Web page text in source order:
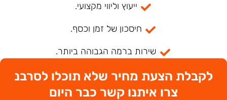
ייעוץ וליווי מקצועי.
חיסכון של זמן וכסף.
שירות ברמה הגבוהה ביותר.
לקבלת הצעת מחיר שלא תוכלו לסרבנ
צרו איתנו קשר כבר היום